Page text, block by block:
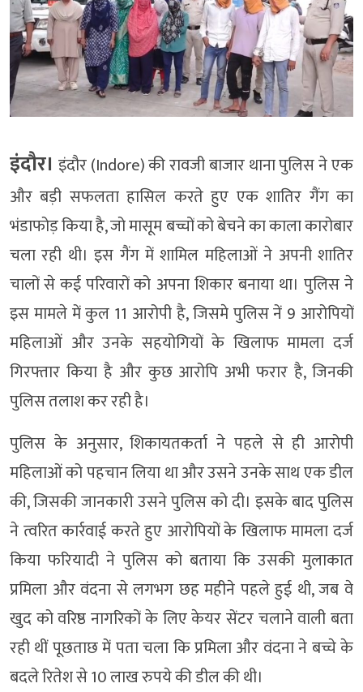
इंदौर। इंदौर (Indore) की रावजी बाजार थाना पुलिस ने एक
और बड़ी सफलता हासिल करते हुए एक शातिर गैंग का
भंडाफोड़ किया है, जो मासूम बच्चों को बेचने का काला कारोबार
चला रही थी। इस गैंग में शामिल महिलाओं ने अपनी शातिर
चालों से कई परिवारों को अपना शिकार बनाया था। पुलिस ने
इस मामले में कुल 11 आरोपी है, जिसमे पुलिस नें 9 आरोपियों
महिलाओं और उनके सहयोगियों के खिलाफ मामला दर्ज
गिरफ्तार किया है और कुछ आरोपि अभी फरार है, जिनकी
पुलिस तलाश कर रही है।
पुलिस के अनुसार, शिकायतकर्ता ने पहले से ही आरोपी
महिलाओं को पहचान लिया था और उसने उनके साथ एक डील
की, जिसकी जानकारी उसने पुलिस को दी। इसके बाद पुलिस
ने त्वरित कार्रवाई करते हुए आरोपियों के खिलाफ मामला दर्ज
किया फरियादी ने पुलिस को बताया कि उसकी मुलाकात
प्रमिला और वंदना से लगभग छह महीने पहले हुई थी, जब वे
खुद को वरिष्ठ नागरिकों के लिए केयर सेंटर चलाने वाली बता
रही थीं पूछताछ में पता चला कि प्रमिला और वंदना ने बच्चे के
बदले रितेश से 10 लाख रुपये की डील की थी।